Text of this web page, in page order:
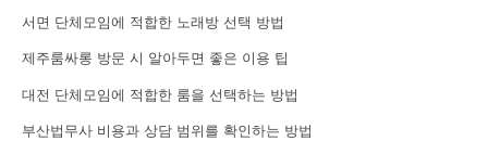
서면 단체모임에 적합한 노래방 선택 방법
제주룸싸롱 방문 시 알아두면 좋은 이용 팁
대전 단체모임에 적합한 룸을 선택하는 방법
부산법무사 비용과 상담 범위를 확인하는 방법